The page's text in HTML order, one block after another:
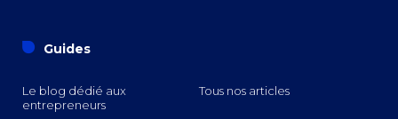
o Guides
Le blog dédié aux
entrepreneurs
Tous nos articles